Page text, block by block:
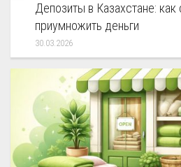
Депозиты в Казахстане: как
приумножить деньги
30.03.2026